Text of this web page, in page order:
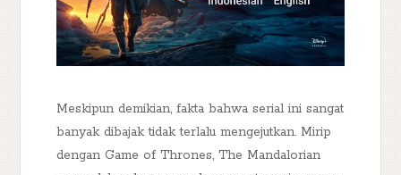
Meskipun demikian, fakta bahwa serial ini sangat
banyak dibajak tidak terlalu mengejutkan. Mirip
dengan Game of Thrones, The Mandalorian